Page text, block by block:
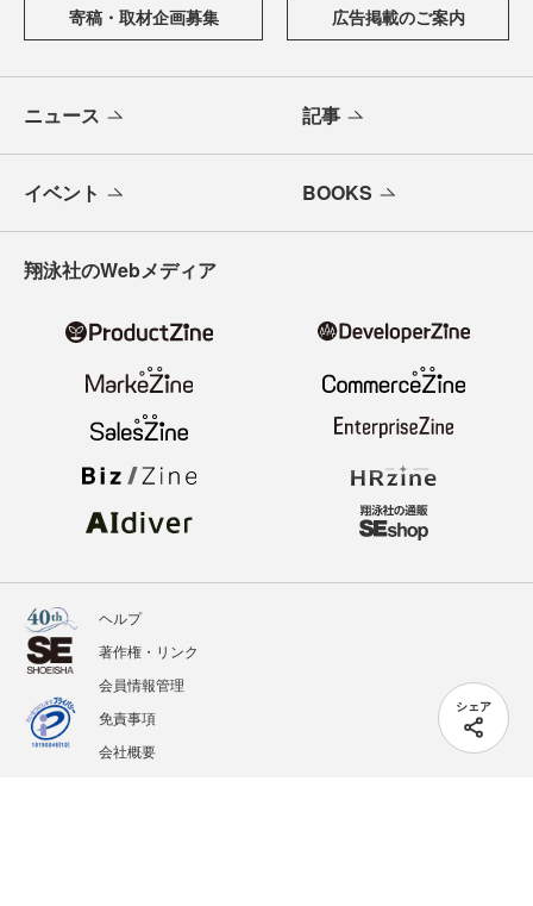
シェア
寄稿・取材企画募集 広告掲載のご案内
ニュース 記事
イベント BOOKS
翔泳社のWebメディア
ヘルプ
著作権・リンク
会員情報管理
免責事項
会社概要